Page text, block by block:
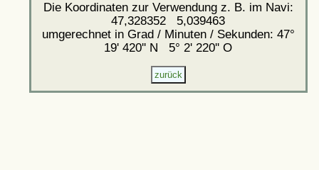
Die Koordinaten zur Verwendung z. B. im Navi:
47,328352 5,039463
umgerechnet in Grad / Minuten / Sekunden: 47°
19' 420'' N 5° 2' 220'' O